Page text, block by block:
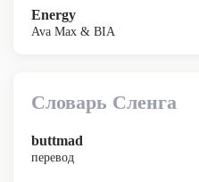
Energy
Ava Max & BIA
Словарь Сленга
buttmad
перевод